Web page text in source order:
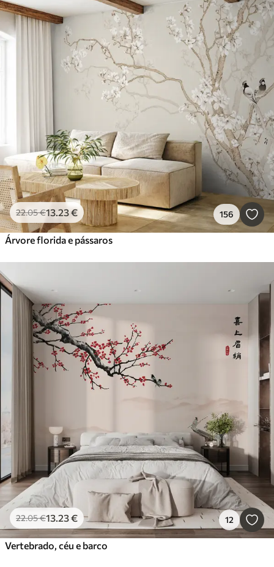
22.05€13.23€ 156
Árvore florida e pássaros
22.05€13.23€ 12
Vertebrado, céu e barco